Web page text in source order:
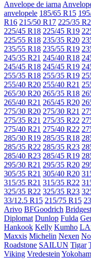
Anvelope de iarna
anvelopele 185/65 R15
R16 215/50 R17 225/35
225/45 R18 225/45 R19
225/55 R18 235/35 R20
235/55 R18 235/55 R19
245/35 R21 245/40 R18
245/45 R18 245/45 R19
255/35 R18 255/35 R19
255/40 R20 255/40 R21
265/30 R20 265/35 R18
265/40 R21 265/45 R20
275/30 R20 275/30 R21
275/35 R21 275/35 R22
275/40 R21 275/40 R22
285/30 R19 285/35 R18
285/35 R22 285/35 R23
285/40 R23 285/45 R19
295/30 R21 295/35 R20
305/35 R21 305/40 R20
315/35 R21 315/35 R22
325/35 R22 325/35 R23
33/12.5 R15 215/75 R15
Arivo BFGoodrich
Diplomat Dunlop Fulda
Hankook Kelly Kumho
Maxxis Michelin Nexen
Roadstone SAILUN Tigar
Viking Vredestein